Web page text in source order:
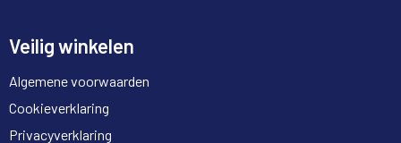
Veilig winkelen
Algemene voorwaarden
Cookieverklaring
Privacyverklaring